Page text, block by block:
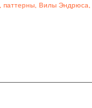
паттерны Вилы Эндрюса